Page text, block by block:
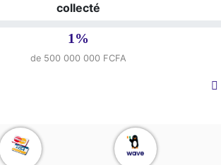
collecté
1%
de 500 000 000 FCFA